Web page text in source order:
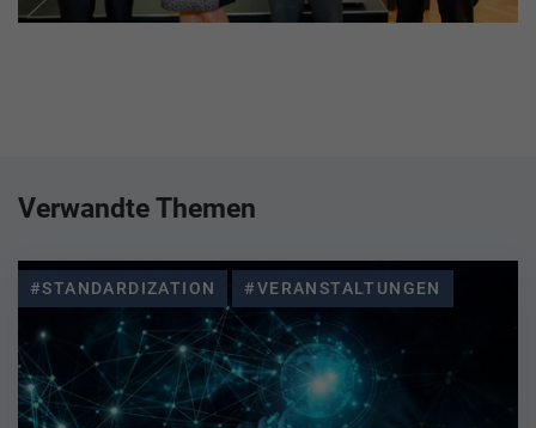
Verwandte Themen
#STANDARDIZATION #VERANSTALTUNGEN